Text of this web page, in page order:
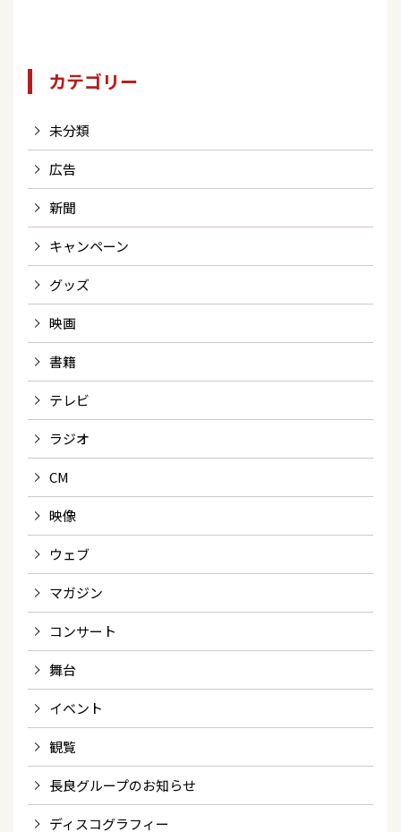
カテゴリー
未分類
広告
新聞
キャンペーン
グッズ
映画
書籍
テレビ
ラジオ
CM
映像
ウェブ
マガジン
コンサート
舞台
イベント
観覧
長良グループのお知らせ
ディスコグラフィー